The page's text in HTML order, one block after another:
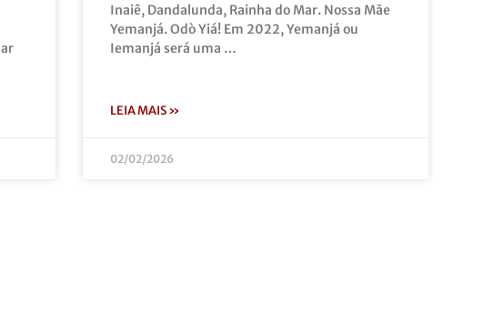
Inaiê, Dandalunda, Rainha do Mar. Nossa Mãe
Yemanjá. Odò Yiá! Em 2022, Yemanjá ou
Iemanjá será uma …
LEIA MAIS »
02/02/2026